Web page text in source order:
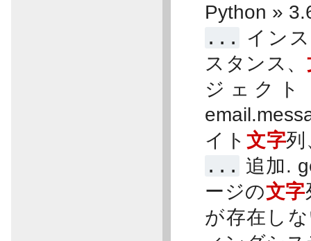
Python »
...
イン
スタンス、
ジェク
イト 文字
... 追加.
ージの文字
が存在し